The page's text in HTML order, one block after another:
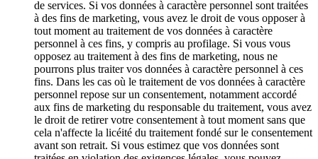
de services. Si vos données à caractère personnel sont traitées
à des fins de marketing, vous avez le droit de vous opposer à
tout moment au traitement de vos données à caractère
personnel à ces fins, y compris au profilage. Si vous vous
opposez au traitement à des fins de marketing, nous ne
pourrons plus traiter vos données à caractère personnel à ces
fins. Dans les cas où le traitement de vos données à caractère
personnel repose sur un consentement, notamment accordé
aux fins de marketing du responsable du traitement, vous avez
le droit de retirer votre consentement à tout moment sans que
cela n'affecte la licéité du traitement fondé sur le consentement
avant son retrait. Si vous estimez que vos données sont